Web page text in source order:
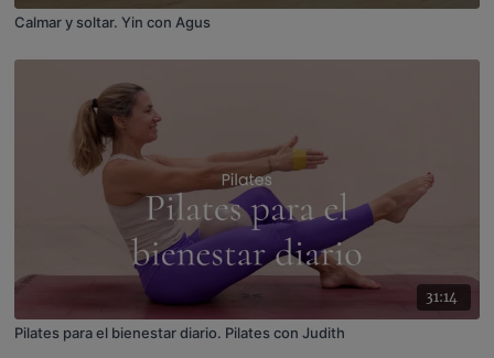
Calmar y soltar. Yin con Agus
31:14
Pilates para el bienestar diario. Pilates con Judith